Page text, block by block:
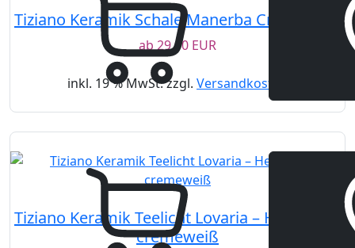
Tiziano Keramik Schale Manerba Cremeweiß
ab29,90 EUR
inkl. 19 % MwSt. zzgl. Versandkosten
Tiziano Keramik Teelicht Lovaria – Herz Deko
cremeweiß